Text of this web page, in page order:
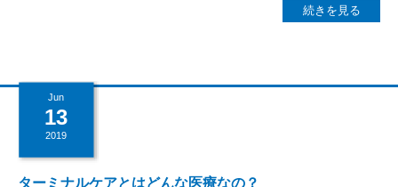
続きを見る
Jun
13
2019
ターミナルケアとはどんな医療なの？